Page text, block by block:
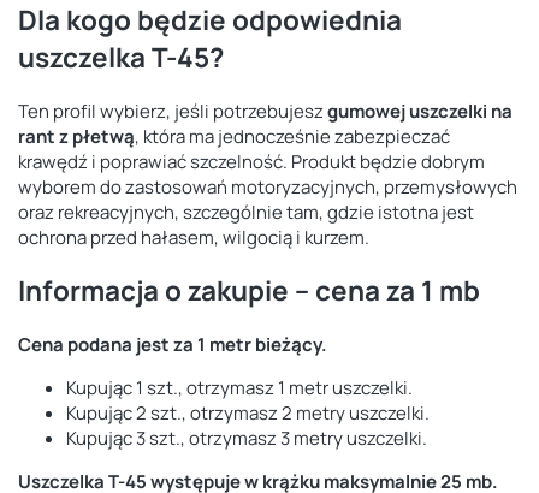
Dla kogo będzie odpowiednia
uszczelka T-45?
Ten profil wybierz, jeśli potrzebujeszgumowej uszczelki na
rant z płetwą, która ma jednocześnie zabezpieczać
krawędź i poprawiać szczelność. Produkt będzie dobrym
wyborem do zastosowań motoryzacyjnych, przemysłowych
oraz rekreacyjnych, szczególnie tam, gdzie istotna jest
ochrona przed hałasem, wilgocią i kurzem.
Informacja o zakupie – cena za 1 mb
Cena podana jest za 1 metr bieżący.
Kupując 1 szt., otrzymasz 1 metr uszczelki.
Kupując 2 szt., otrzymasz 2 metry uszczelki.
Kupując 3 szt., otrzymasz 3 metry uszczelki.
Uszczelka T-45 występuje w krążku maksymalnie 25 mb.